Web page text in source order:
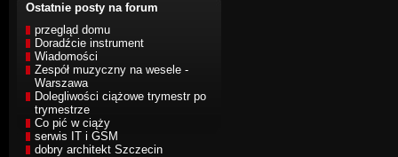
Ostatnie posty na forum
przegląd domu
Doradźcie instrument
Wiadomości
Zespół muzyczny na wesele -
Warszawa
Dolegliwości ciążowe trymestr po
trymestrze
Co pić w ciąży
serwis IT i GSM
dobry architekt Szczecin